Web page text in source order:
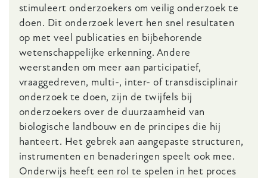
stimuleert onderzoekers om veilig onderzoek te
doen. Dit onderzoek levert hen snel resultaten
op met veel publicaties en bijbehorende
wetenschappelijke erkenning. Andere
weerstanden om meer aan participatief,
vraaggedreven, multi-, inter- of transdisciplinair
onderzoek te doen, zijn de twijfels bij
onderzoekers over de duurzaamheid van
biologische landbouw en de principes die hij
hanteert. Het gebrek aan aangepaste structuren,
instrumenten en benaderingen speelt ook mee.
Onderwijs heeft een rol te spelen in het proces